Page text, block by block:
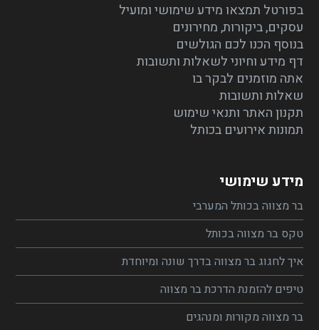
בפורטל תמצאו מידע שימושי ומועיל
עסקים, ביקורות, מחירונים
בנוסף הכנו לכם הגולשים
דף מידע וחיוני לשאלות ותשובות
אתה מוזמנים לבקר בו
שאלות ותשובות
תקנון האתר ותנאי שימוש
תמונות אירועים בכותל
מידע שימושי
בר מצווה בכותל המערבי
טקס בר מצווה בכותל
איך לחגוג בר מצווה בדרך שונה ומיוחדת
טיפים להזמנת הדרכת בר מצווה
בר מצווה מקורות ומנהגים